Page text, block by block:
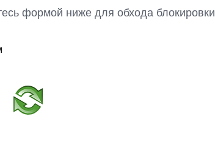
формой ниже для обхода блокировки